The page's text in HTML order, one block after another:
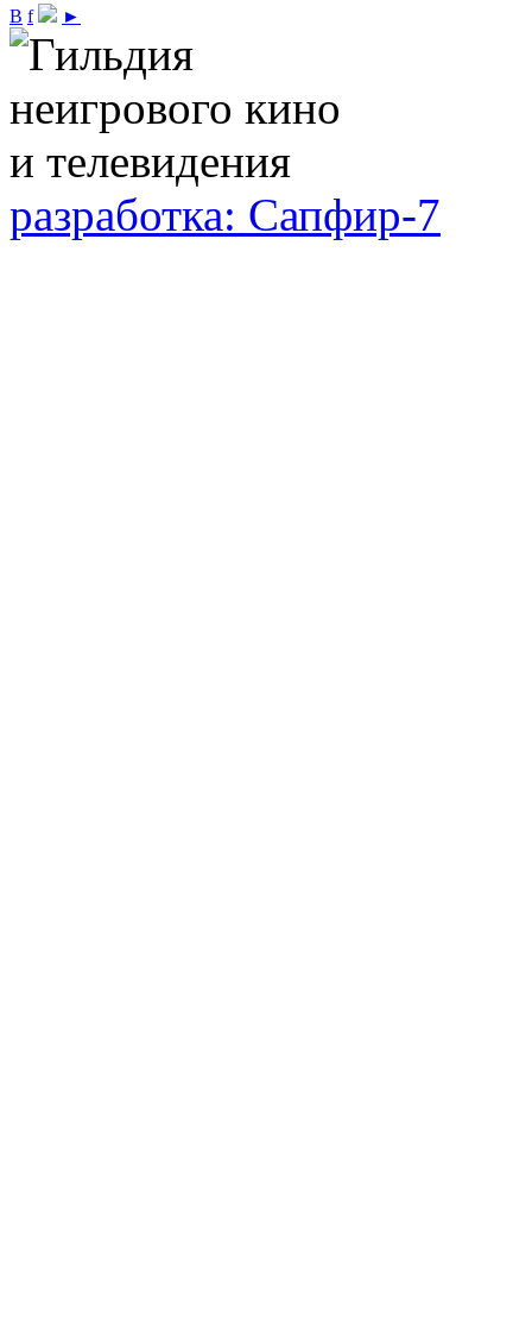
В f ►
разработка: Сапфир-7